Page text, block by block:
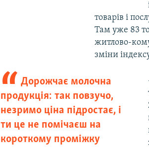
товарів і
Там уже 83
житлово-
зміни
Дорожчає молочна
продукція: так повзучо,
незримо ціна підростає, і
ти це не помічаєш на
короткому проміжку